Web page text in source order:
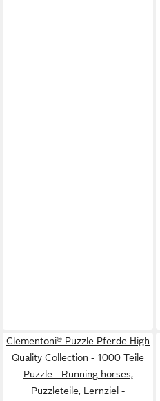
Clementoni® Puzzle Pferde High
Quality Collection - 1000 Teile
Puzzle - Running horses,
Puzzleteile, Lernziel -